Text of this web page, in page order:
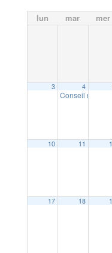
lun mar mer
3 4
Conseil
10 11
17 18